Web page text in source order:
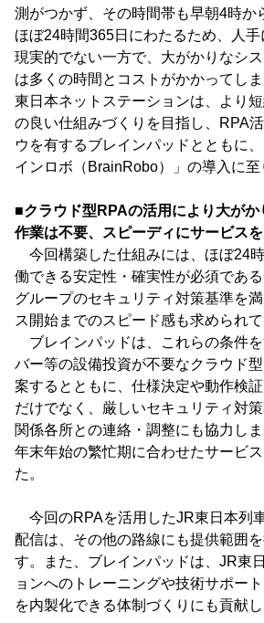
測がつかず、その時間帯も早朝4時か
ほぼ24時間365日にわたるため、人
現実的でない一方で、大がかりなシ
は多くの時間とコストがかかってし
東日本ネットステーションは、より
の良い仕組みづくりを目指し、RPA
ウを有するブレインパッドとともに
インロボ（BrainRobo）」の導入に至
■クラウド型RPAの活用により大が
作業は不要、スピーディにサービス
今回構築した仕組みには、ほぼ24
働できる安定性・確実性が必須であ
グループのセキュリティ対策基準を
ス開始までのスピード感も求められて
ブレインパッドは、これらの条件
バー等の設備投資が不要なクラウド
案するとともに、仕様決定や動作検
だけでなく、厳しいセキュリティ対
関係各所との連絡・調整にも協力しま
年末年始の繁忙期に合わせたサービ
た。
今回のRPAを活用したJR東日本列
配信は、その他の路線にも提供範囲
す。また、ブレインパッドは、JR東
ョンへのトレーニングや技術サポー
を内製化できる体制づくりにも貢献し